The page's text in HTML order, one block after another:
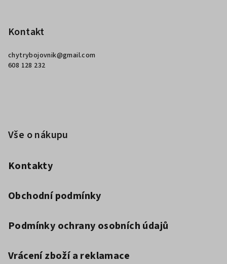
Kontakt
chytrybojovnik@gmail.com
608 128 232
Vše o nákupu
Kontakty
Obchodní podmínky
Podmínky ochrany osobních údajů
Vrácení zboží a reklamace